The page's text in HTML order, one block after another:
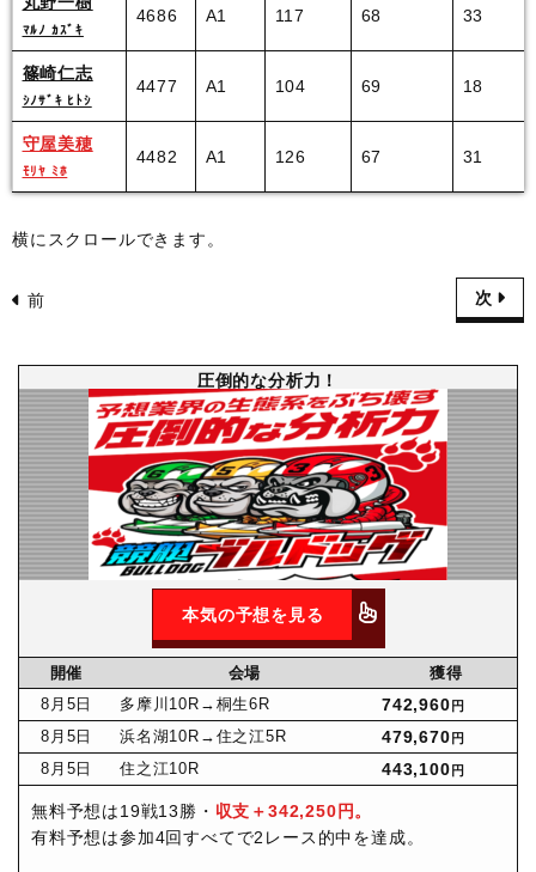
ﾏﾙﾉ ｶｽﾞｷ
4686 A1 117 68 33
篠崎仁志
ｼﾉｻﾞｷ ﾋﾄｼ
4477 A1 104 69 18
守屋美穂
ﾓﾘﾔ ﾐﾎ
4482 A1 126 67 31
横にスクロールできます。
前 次
圧倒的な分析力！
本気の予想を見る
開催 会場
獲得
8月 5日 多摩川10R →桐生6R 742,960 円
8月 5日 浜名湖10R →住之江5R 479,670 円
8月 5日 住之江10R 443,100 円
無料予想は19戦13勝・ 収支＋342,250円。
有料予想は参加4回すべてで2レース的中を達成。